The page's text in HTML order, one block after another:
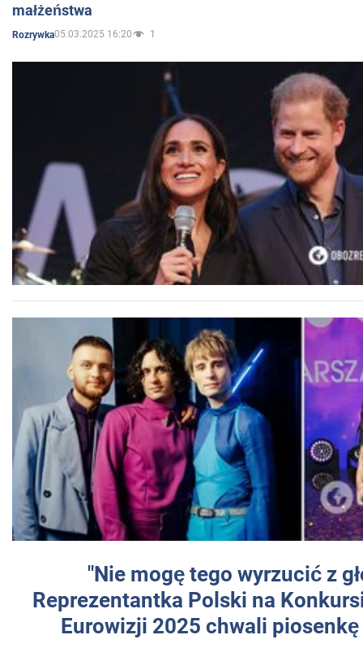
małżeństwa
Rozrywka05.03.2025 16:20 1
"Nie mogę tego wyrzucić z
Reprezentantka Polski na
Eurowizji 2025 chwali